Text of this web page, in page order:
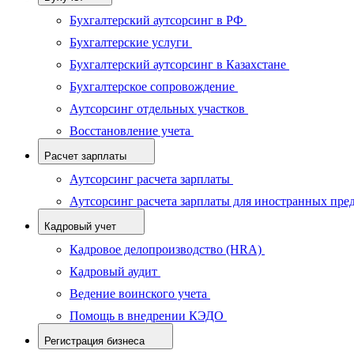
Бухгалтерский аутсорсинг в РФ
Бухгалтерские услуги
Бухгалтерский аутсорсинг в Казахстане
Бухгалтерское сопровождение
Аутсорсинг отдельных участков
Восстановление учета
Расчет зарплаты
Аутсорсинг расчета зарплаты
Аутсорсинг расчета зарплаты для иностранных
Кадровый учет
Кадровое делопроизводство (HRA)
Кадровый аудит
Ведение воинского учета
Помощь в внедрении КЭДО
Регистрация бизнеса